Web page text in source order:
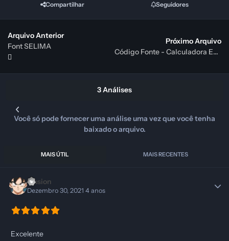
Compartilhar Seguidores
Arquivo Anterior
Font SELIMA
Próximo Arquivo
Código Fonte - Calculadora Empresarial
3 Análises
Você só pode fornecer uma análise uma vez que você tenha
baixado o arquivo.
MAIS ÚTIL MAIS RECENTES
illusion
Dezembro 30, 20214 anos
Excelente